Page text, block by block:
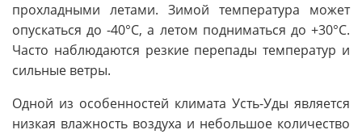
прохладными летами. Зимой температура может
опускаться до -40°C, а летом подниматься до +30°C.
Часто наблюдаются резкие перепады температур и
сильные ветры.
Одной из особенностей климата Усть-Уды является
низкая влажность воздуха и небольшое количество